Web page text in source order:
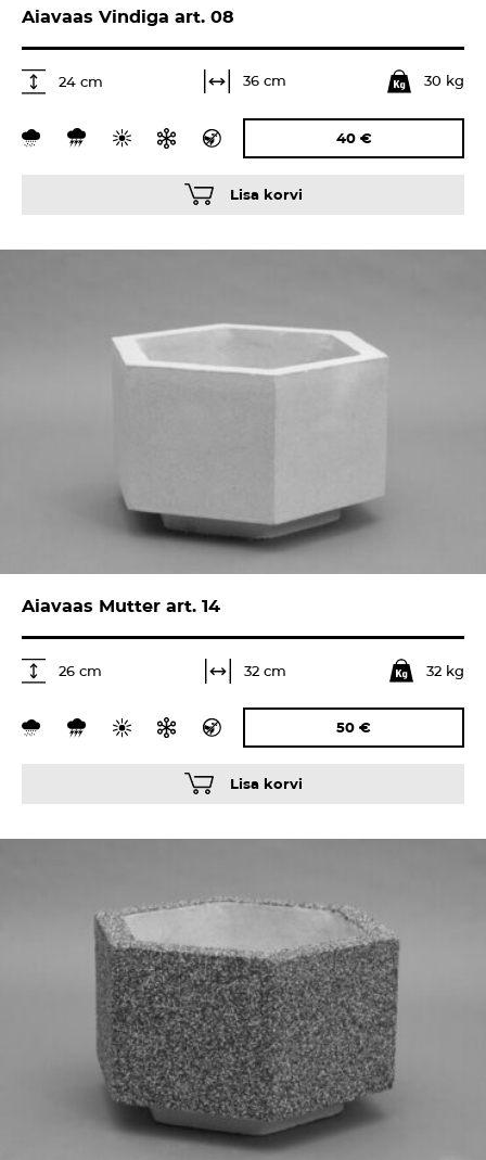
Aiavaas Vindiga art. 08
24 cm 36 cm 30 kg
40 €
Lisa korvi
Aiavaas Mutter art. 14
26 cm 32 cm 32 kg
50 €
Lisa korvi